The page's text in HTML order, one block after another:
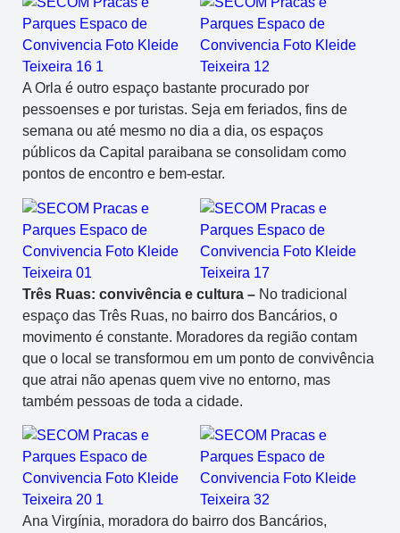
A Orla é outro espaço bastante procurado por
pessoenses e por turistas. Seja em feriados, fins de
semana ou até mesmo no dia a dia, os espaços
públicos da Capital paraibana se consolidam como
pontos de encontro e bem-estar.
Três Ruas: convivência e cultura – No tradicional
espaço das Três Ruas, no bairro dos Bancários, o
movimento é constante. Moradores da região contam
que o local se transformou em um ponto de convivência
que atrai não apenas quem vive no entorno, mas
também pessoas de toda a cidade.
Ana Virgínia, moradora do bairro dos Bancários,